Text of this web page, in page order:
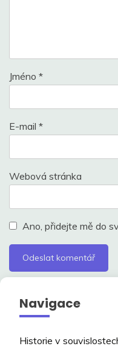
Jméno *
E-mail *
Webová stránka
Ano, přidejte mě do
Navigace
Historie v